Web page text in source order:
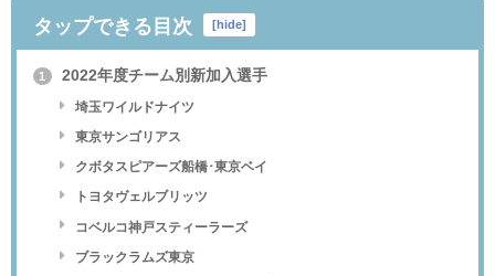
タップできる目次 [hide]
1 2022年度チーム別新加入選手
埼玉ワイルドナイツ
東京サンゴリアス
クボタスピアーズ船橋･東京ベイ
トヨタヴェルブリッツ
コベルコ神戸スティーラーズ
ブラックラムズ東京